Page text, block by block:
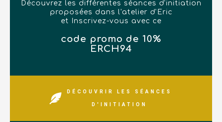
Découvrez les différentes séances d'initiation
proposées dans l'atelier d'Eric
et Inscrivez-vous avec ce
code promo de 10%
ERCH94
DÉCOUVRIR LES SÉANCES
D'INITIATION